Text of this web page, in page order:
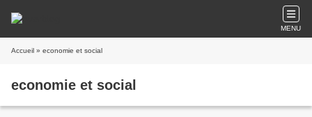
MENU
Accueil » economie et social
economie et social